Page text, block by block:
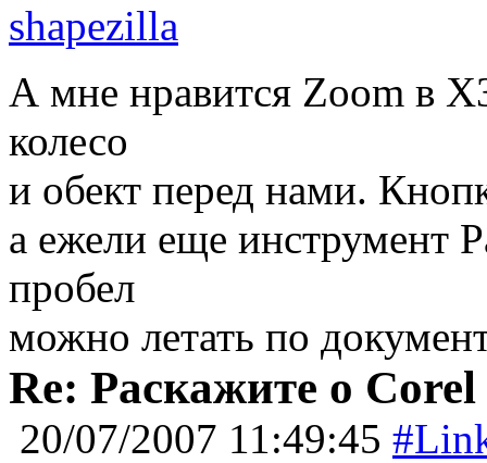
shapezilla
А мне нравится Zoom в
колесо
и обект перед нами.
а ежели еще инструмент
пробел
можно летать по
Re: Раскажите о
20/07/2007 11:49:45